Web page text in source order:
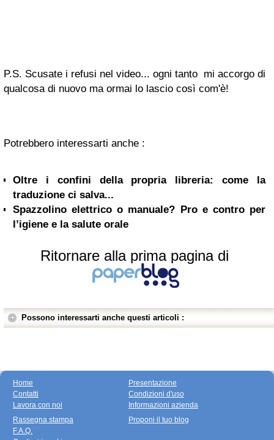
P.S. Scusate i refusi nel video... ogni tanto mi accorgo di
qualcosa di nuovo ma ormai lo lascio così com'è!
Potrebbero interessarti anche :
Oltre i confini della propria libreria: come la
traduzione ci salva...
Spazzolino elettrico o manuale? Pro e contro per
l’igiene e la salute orale
Ritornare alla prima pagina di
Possono interessarti anche questi articoli :
Home
Contatti
Lavora con noi
Presentazione
Condizioni d'uso
Informazioni azienda
Rassegna stampa
F.A.Q.
Proponi il tuo blog